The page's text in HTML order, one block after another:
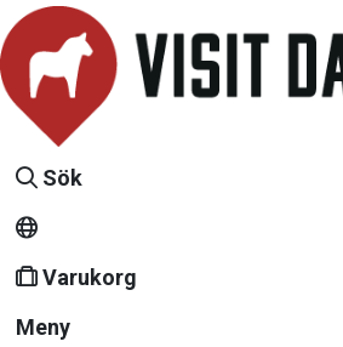
Sök
Varukorg
Meny